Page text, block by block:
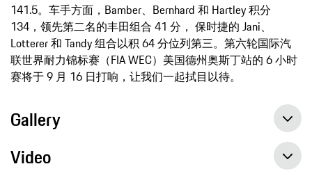
141.5。车手方面，Bamber、Bernhard 和 Hartley 积分
134，领先第二名的丰田组合 41 分， 保时捷的 Jani、
Lotterer 和 Tandy 组合以积 64 分位列第三。第六轮国际汽
联世界耐力锦标赛（FIA WEC）美国德州奥斯丁站的 6 小时
赛将于 9 月 16 日打响，让我们一起拭目以待。
Gallery
Video